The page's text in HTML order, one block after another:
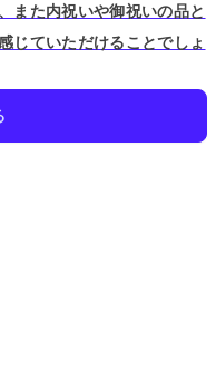
また内祝いや御祝いの品と
じていただけることでしょ